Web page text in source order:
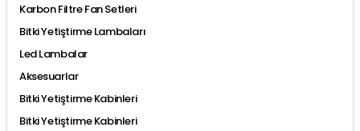
Karbon Filtre Fan Setleri
Bitki Yetiştirme Lambaları
Led Lambalar
Aksesuarlar
Bitki Yetiştirme Kabinleri
Bitki Yetiştirme Kabinleri